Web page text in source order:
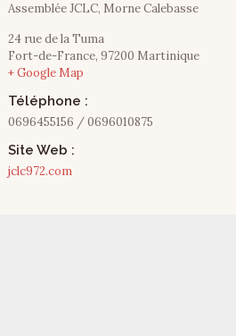
Assemblée JCLC, Morne Calebasse
24 rue de la Tuma
Fort-de-France, 97200 Martinique
+ Google Map
Téléphone :
0696455156 / 0696010875
Site Web :
jclc972.com